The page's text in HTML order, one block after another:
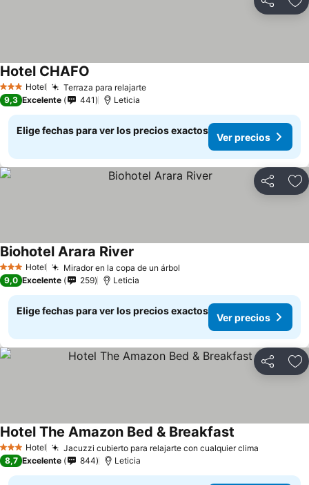
Compartir
3 Estrellas
Hotel Terraza para relajarte
Hotel CHAFO
9,3 Excelente 441 Leticia
Elige fechas para ver los precios exactos
Ver precios
Compartir
3 Estrellas
Hotel Mirador en la copa de un árbol
Biohotel Arara River
9,0 Excelente 259 Leticia
Elige fechas para ver los precios exactos
Ver precios
Compartir
3 Estrellas
Hotel Jacuzzi cubierto para relajarte con cualquier clima
Hotel The Amazon Bed & Breakfast
8,7 Excelente 844 Leticia